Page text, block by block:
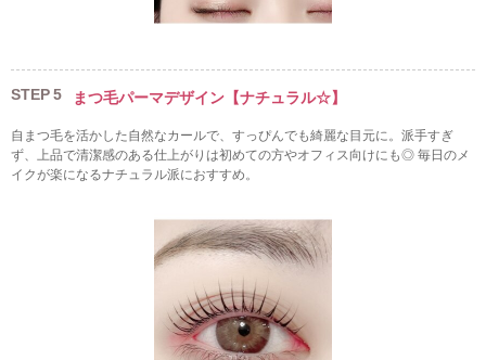
STEP5 まつ毛パーマデザイン【ナチュラル☆】
自まつ毛を活かした自然なカールで、すっぴんでも綺麗な目元に。派手すぎ
ず、上品で清潔感のある仕上がりは初めての方やオフィス向けにも◎ 毎日のメ
イクが楽になるナチュラル派におすすめ。